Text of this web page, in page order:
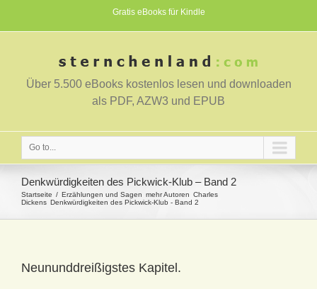
Gratis eBooks für Kindle
Über 5.500 eBooks kostenlos lesen und downloaden
als PDF, AZW3 und EPUB
Go to...
Denkwürdigkeiten des Pickwick-Klub – Band 2
Startseite Erzählungen und Sagen mehr Autoren Charles
Dickens Denkwürdigkeiten des Pickwick-Klub - Band 2
Neununddreißigstes Kapitel.